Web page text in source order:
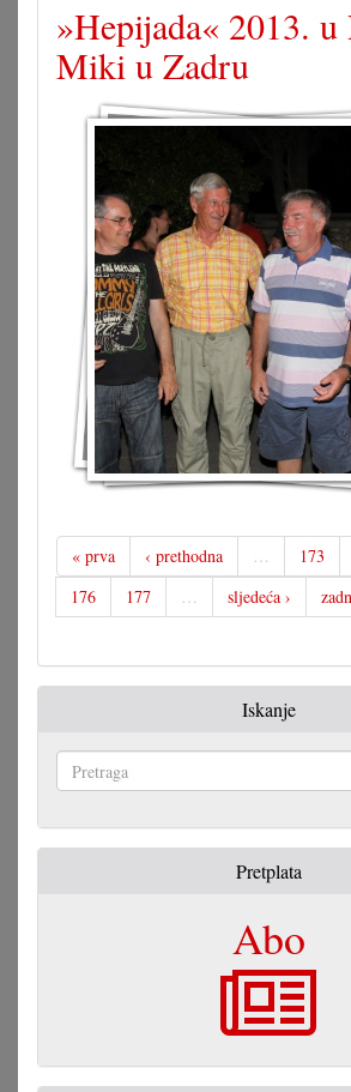
»Hepijada« 2013. u
Miki u Zadru
« prva ‹ prethodna … 173
176
177 … sljedeća ›
Iskanje
Pretplata
Abo